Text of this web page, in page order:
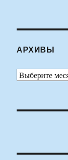
АРХИВЫ
Архивы